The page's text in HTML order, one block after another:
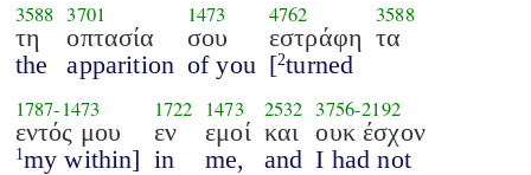
3588
τη
the
3701
οπτασία
apparition
1473
σου
of you
4762
εστράφη
[2turned
3588
τα
1787-1473
εντός μου
1 my within]
1722
εν
in
1473
εμοί
me,
2532
και
and
3756-2192
ουκ έσχον
I had not